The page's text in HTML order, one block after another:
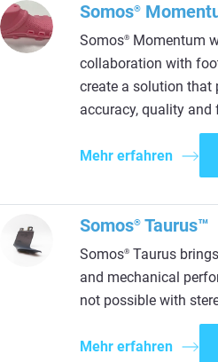
Somos®
Somos® Momentum
collaboration with
create a solution
accuracy, quality and
Mehr erfahren
Somos® Taurus™
Somos® Taurus
and mechanical
not possible with
Mehr erfahren